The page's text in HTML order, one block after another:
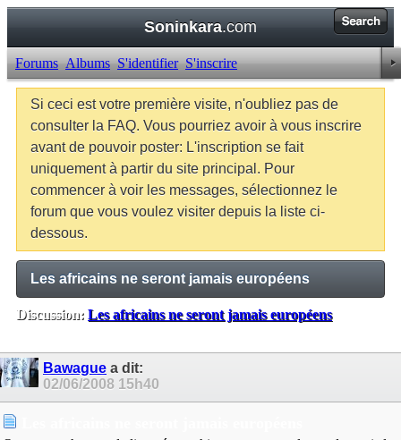
Soninkara.com
Forums Albums S'identifier S'inscrire
Si ceci est votre première visite, n'oubliez pas de
consulter la FAQ. Vous pourriez avoir à vous inscrire
avant de pouvoir poster: L'inscription se fait
uniquement à partir du site principal. Pour
commencer à voir les messages, sélectionnez le
forum que vous voulez visiter depuis la liste ci-
dessous.
Les africains ne seront jamais européens
Discussion: Les africains ne seront jamais européens
Bawague a dit:
02/06/2008 15h40